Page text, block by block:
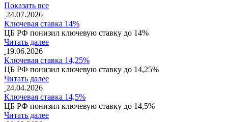
Показать все
24.07.2026
Ключевая ставка 14%
ЦБ РФ понизил ключевую ставку до 14%
Читать далее
19.06.2026
Ключевая ставка 14,25%
ЦБ РФ понизил ключевую ставку до 14,25%
Читать далее
24.04.2026
Ключевая ставка 14,5%
ЦБ РФ понизил ключевую ставку до 14,5%
Читать далее